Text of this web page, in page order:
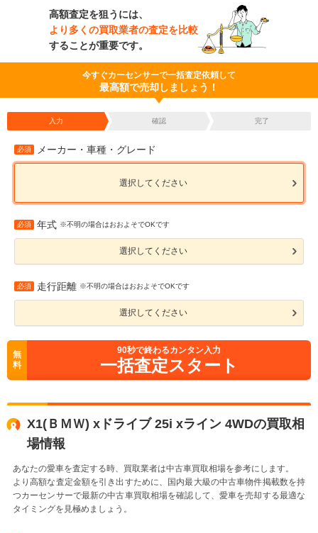
高額査定を狙うには、
より多くの買取業者の査定を比較
することが重要です。
今すぐカーセンサーで一括査定依頼して
最高額で売却しましょう！
入力 確認 完了
必須 メーカー・車種・グレード
選択してください
必須 年式 ※不明の場合はおおよそでOKです
選択してください
必須 走行距離 ※不明の場合はおおよそでOKです
選択してください
無
料
90秒で終わるカンタン入力
一括査定スタート
X1(ＢＭＷ) xドライブ 25i xライン 4WDの買取相
場情報
あなたの愛車を査定する時、買取業者は中古車買取相場を参考にします。
より高額な査定金額を引き出すために、国内最大級の中古車物件掲載数を持
つカーセンサーで最新の中古車買取相場を確認して、愛車を売却する最適な
タイミングを見極めましょう。